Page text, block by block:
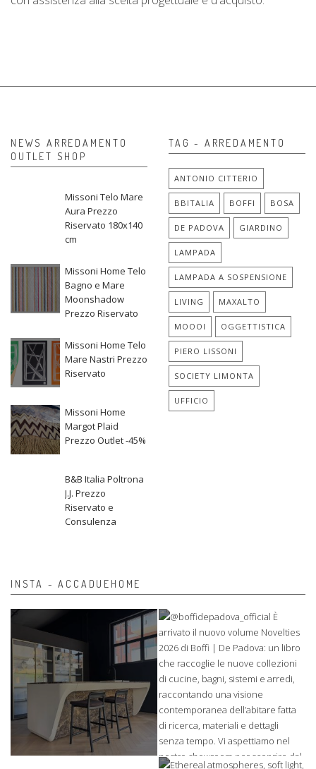
NEWS ARREDAMENTO
OUTLET SHOP
Missoni Telo Mare
Aura Prezzo
Riservato 180x140
cm
Missoni Home Telo
Bagno e Mare
Moonshadow
Prezzo Riservato
Missoni Home Telo
Mare Nastri Prezzo
Riservato
Missoni Home
Margot Plaid
Prezzo Outlet -45%
B&B Italia Poltrona
J.J. Prezzo
Riservato e
Consulenza
TAG - ARREDAMENTO
ANTONIO CITTERIO
BBITALIA BOFFI BOSA
DE PADOVA GIARDINO
LAMPADA
LAMPADA A SOSPENSIONE
LIVING MAXALTO
MOOOI OGGETTISTICA
PIERO LISSONI
SOCIETY LIMONTA
UFFICIO
INSTA - ACCADUEHOME